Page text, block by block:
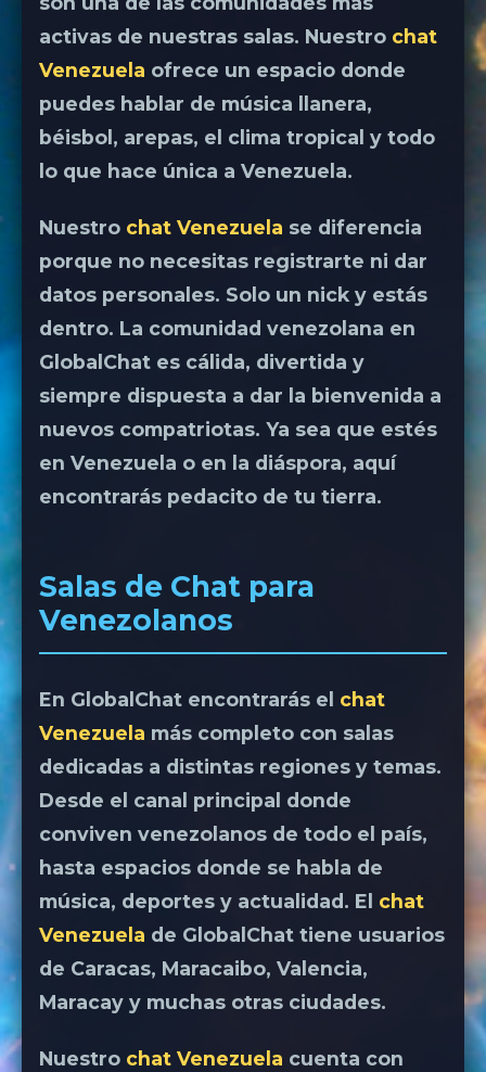
activas de nuestras salas. Nuestro chat
Venezuela ofrece un espacio donde
puedes hablar de música llanera,
béisbol, arepas, el clima tropical y todo
lo que hace única a Venezuela.
Nuestro chat Venezuela se diferencia
porque no necesitas registrarte ni dar
datos personales. Solo un nick y estás
dentro. La comunidad venezolana en
GlobalChat es cálida, divertida y
siempre dispuesta a dar la bienvenida a
nuevos compatriotas. Ya sea que estés
en Venezuela o en la diáspora, aquí
encontrarás pedacito de tu tierra.
Salas de Chat para
Venezolanos
En GlobalChat encontrarás el chat
Venezuela más completo con salas
dedicadas a distintas regiones y temas.
Desde el canal principal donde
conviven venezolanos de todo el país,
hasta espacios donde se habla de
música, deportes y actualidad. El chat
Venezuela de GlobalChat tiene usuarios
de Caracas, Maracaibo, Valencia,
Maracay y muchas otras ciudades.
Nuestro chat Venezuela cuenta con